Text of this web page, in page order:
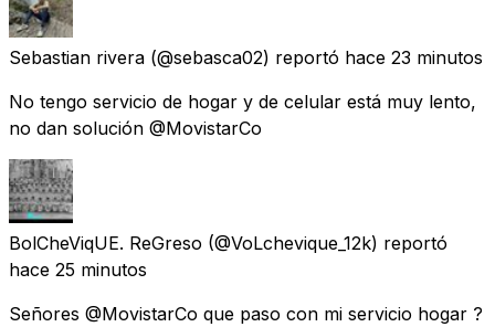
Sebastian rivera (@sebasca02) reportó hace 23 minutos
No tengo servicio de hogar y de celular está muy lento,
no dan solución @MovistarCo
BolCheViqUE. ReGreso (@VoLchevique_12k) reportó
hace 25 minutos
Señores @MovistarCo que paso con mi servicio hogar ?